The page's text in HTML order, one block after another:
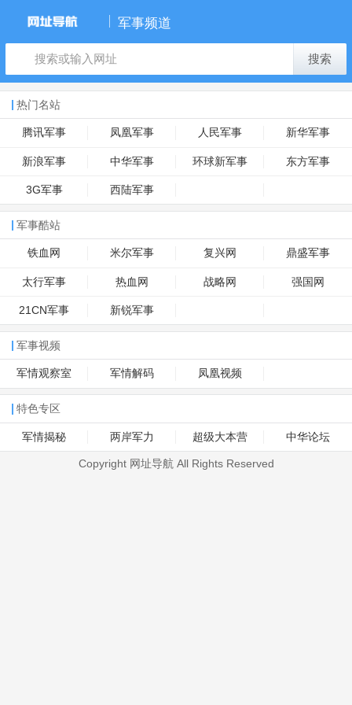
军事频道
搜索
热门名站
腾讯军事 凤凰军事 人民军事 新华军事
新浪军事 中华军事 环球新军事 东方军事
3G军事 西陆军事
军事酷站
铁血网 米尔军事 复兴网 鼎盛军事
太行军事 热血网 战略网 强国网
21CN军事 新锐军事
军事视频
军情观察室 军情解码 凤凰视频
特色专区
军情揭秘 两岸军力 超级大本营 中华论坛
Copyright 网址导航 All Rights Reserved